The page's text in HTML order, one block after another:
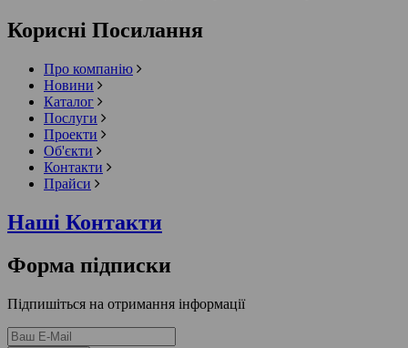
Корисні Посилання
Про компанію
Новини
Каталог
Послуги
Проекти
Об'єкти
Контакти
Прайси
Наші Контакти
Форма підписки
Підпишіться на отримання інформації